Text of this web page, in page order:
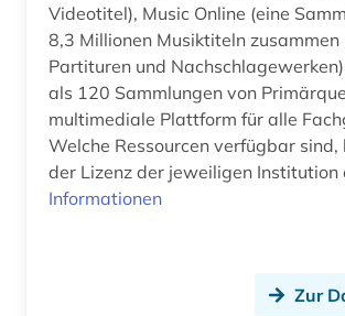
ernährung (1)
erwachsenenausbildung (1)
erwachsenenbildung (10)
erzieher (1)
erziehung (12)
Videotitel), Music Online (eine
8,3 Millionen Musiktiteln zusammen
Partituren und
als 120 Sammlungen von
multimediale Plattform für alle
Welche Ressourcen verfügbar
der Lizenz der jeweiligen Institution
Informationen
Zur